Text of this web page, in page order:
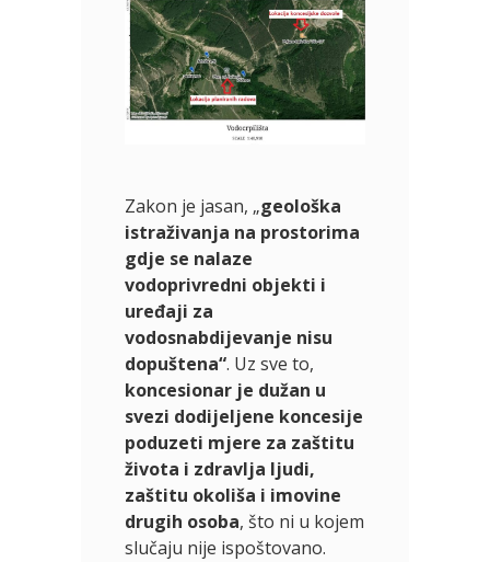
Zakon je jasan, „geološka
istraživanja na prostorima
gdje se nalaze
vodoprivredni objekti i
uređaji za
vodosnabdijevanje nisu
dopuštena“. Uz sve to,
koncesionar je dužan u
svezi dodijeljene koncesije
poduzeti mjere za zaštitu
života i zdravlja ljudi,
zaštitu okoliša i imovine
drugih osoba, što ni u kojem
slučaju nije ispoštovano.